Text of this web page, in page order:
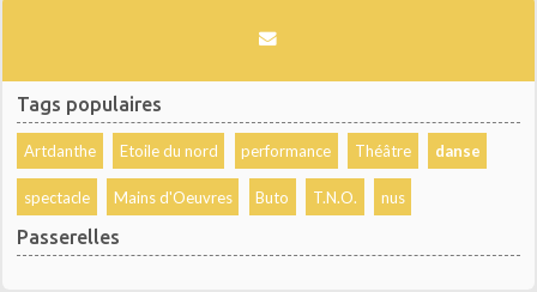
Tags populaires
Artdanthe Etoile du nord performance Théâtre danse
spectacle Mains d'Oeuvres Buto T.N.O. nus
Passerelles